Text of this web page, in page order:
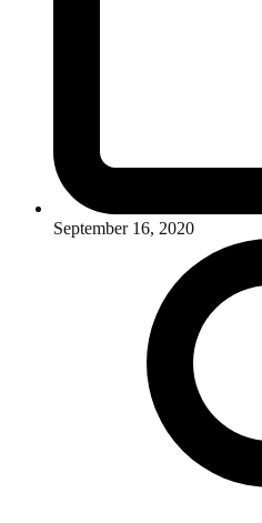
September 16, 2020